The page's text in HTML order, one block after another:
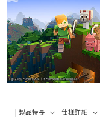
製品特長 仕様詳細